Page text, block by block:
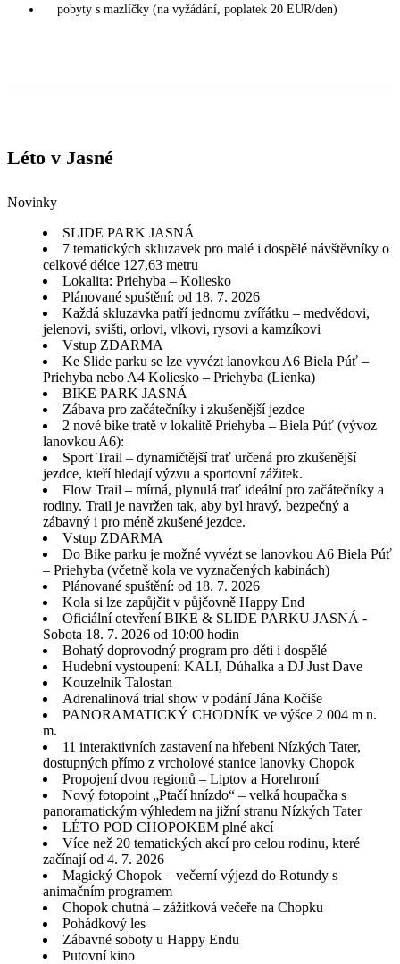
pobyty s mazlíčky (na vyžádání, poplatek 20 EUR/den)
Léto v Jasné
Novinky
SLIDE PARK JASNÁ
7 tematických skluzavek pro malé i dospělé návštěvníky o
celkové délce 127,63 metru
Lokalita: Priehyba – Koliesko
Plánované spuštění: od 18. 7. 2026
Každá skluzavka patří jednomu zvířátku – medvědovi,
jelenovi, svišti, orlovi, vlkovi, rysovi a kamzíkovi
Vstup ZDARMA
Ke Slide parku se lze vyvézt lanovkou A6 Biela Púť –
Priehyba nebo A4 Koliesko – Priehyba (Lienka)
BIKE PARK JASNÁ
Zábava pro začátečníky i zkušenější jezdce
2 nové bike tratě v lokalitě Priehyba – Biela Púť (vývoz
lanovkou A6):
Sport Trail – dynamičtější trať určená pro zkušenější
jezdce, kteří hledají výzvu a sportovní zážitek.
Flow Trail – mírná, plynulá trať ideální pro začátečníky a
rodiny. Trail je navržen tak, aby byl hravý, bezpečný a
zábavný i pro méně zkušené jezdce.
Vstup ZDARMA
Do Bike parku je možné vyvézt se lanovkou A6 Biela Púť
– Priehyba (včetně kola ve vyznačených kabinách)
Plánované spuštění: od 18. 7. 2026
Kola si lze zapůjčit v půjčovně Happy End
Oficiální otevření BIKE & SLIDE PARKU JASNÁ -
Sobota 18. 7. 2026 od 10:00 hodin
Bohatý doprovodný program pro děti i dospělé
Hudební vystoupení: KALI, Dúhalka a DJ Just Dave
Kouzelník Talostan
Adrenalinová trial show v podání Jána Kočiše
PANORAMATICKÝ CHODNÍK ve výšce 2 004 m n.
m.
11 interaktivních zastavení na hřebeni Nízkých Tater,
dostupných přímo z vrcholové stanice lanovky Chopok
Propojení dvou regionů – Liptov a Horehroní
Nový fotopoint „Ptačí hnízdo“ – velká houpačka s
panoramatickým výhledem na jižní stranu Nízkých Tater
LÉTO POD CHOPOKEM plné akcí
Více než 20 tematických akcí pro celou rodinu, které
začínají od 4. 7. 2026
Magický Chopok – večerní výjezd do Rotundy s
animačním programem
Chopok chutná – zážitková večeře na Chopku
Pohádkový les
Zábavné soboty u Happy Endu
Putovní kino